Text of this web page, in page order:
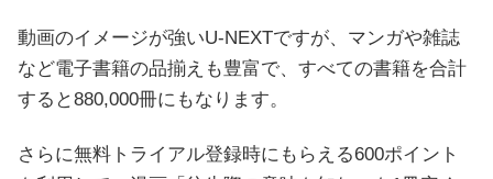
動画のイメージが強いU-NEXTですが、マンガや雑誌
など電子書籍の品揃えも豊富で、すべての書籍を合計
すると880,000冊にもなります。
さらに無料トライアル登録時にもらえる600ポイント